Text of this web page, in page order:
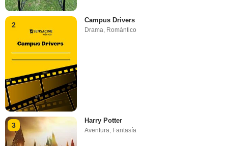
2
Campus Drivers
Drama, Romántico
3
Harry Potter
Aventura, Fantasía